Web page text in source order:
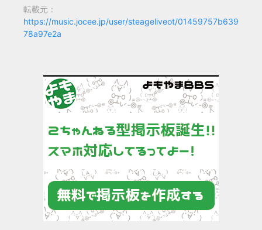
転載元：
https://music.jocee.jp/user/steageliveot/01459757b639
78a97e2a